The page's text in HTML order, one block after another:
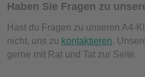
Haben Sie Fragen zu
Hast du Fragen zu unseren A4-
nicht, uns zu kontaktieren.
gerne mit Rat und Tat zur Seite.